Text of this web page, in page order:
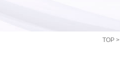
TOP >